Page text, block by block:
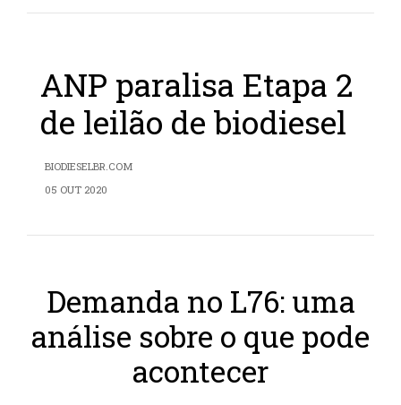
ANP paralisa Etapa 2
de leilão de biodiesel
BIODIESELBR.COM
05 OUT 2020
Demanda no L76: uma
análise sobre o que pode
acontecer